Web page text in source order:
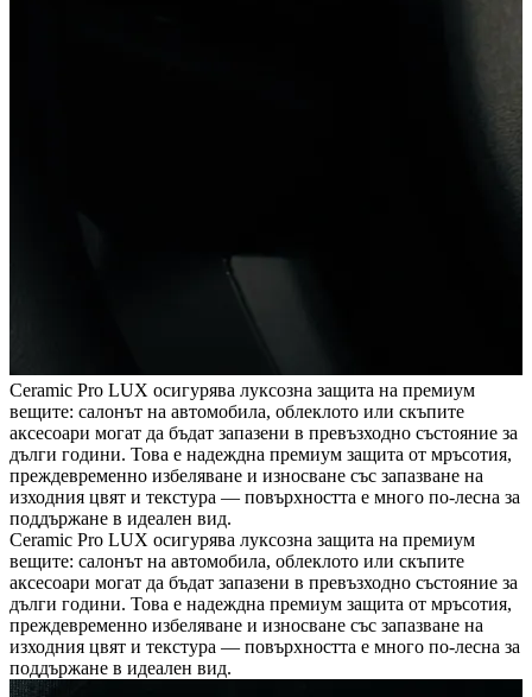
Ceramic Pro LUX осигурява луксозна защита на премиум
вещите: салонът на автомобила, облеклото или скъпите
аксесоари могат да бъдат запазени в превъзходно състояние за
дълги години. Това е надеждна премиум защита от мръсотия,
преждевременно избеляване и износване със запазване на
изходния цвят и текстура — повърхността е много по-лесна за
поддържане в идеален вид.
Ceramic Pro LUX осигурява луксозна защита на премиум
вещите: салонът на автомобила, облеклото или скъпите
аксесоари могат да бъдат запазени в превъзходно състояние за
дълги години. Това е надеждна премиум защита от мръсотия,
преждевременно избеляване и износване със запазване на
изходния цвят и текстура — повърхността е много по-лесна за
поддържане в идеален вид.